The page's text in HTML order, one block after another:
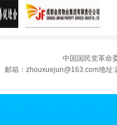
中国国民党革命
邮箱：zhouxuejun@163.com地址